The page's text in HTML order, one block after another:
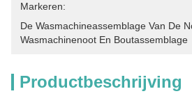
Markeren:
De Wasmachineassemblage Van De
Wasmachinenoot En Boutassemblage
Productbeschrijving